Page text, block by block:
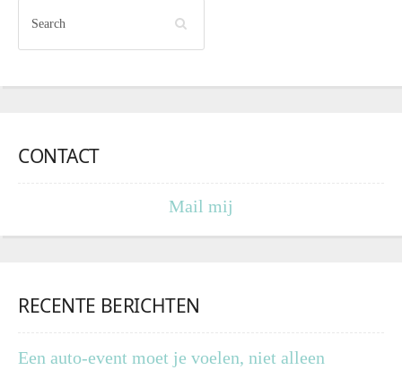
CONTACT
Mail mij
RECENTE BERICHTEN
Een auto-event moet je voelen, niet alleen